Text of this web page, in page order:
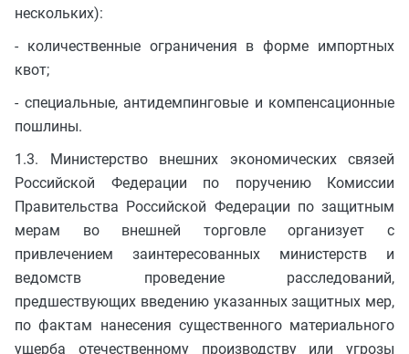
нескольких):
- количественные ограничения в форме импортных
квот;
- специальные, антидемпинговые и компенсационные
пошлины.
1.3. Министерство внешних экономических связей
Российской Федерации по поручению Комиссии
Правительства Российской Федерации по защитным
мерам во внешней торговле организует с
привлечением заинтересованных министерств и
ведомств проведение расследований,
предшествующих введению указанных защитных мер,
по фактам нанесения существенного материального
ущерба отечественному производству или угрозы